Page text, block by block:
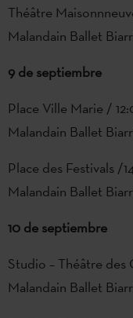
Théâtre
Malandain Ballet
9 de septiembre
Place Ville Marie /
Malandain Ballet
Place des Festivals /
Malandain Ballet
10 de septiembre
Studio – Théâtre des
Malandain Ballet